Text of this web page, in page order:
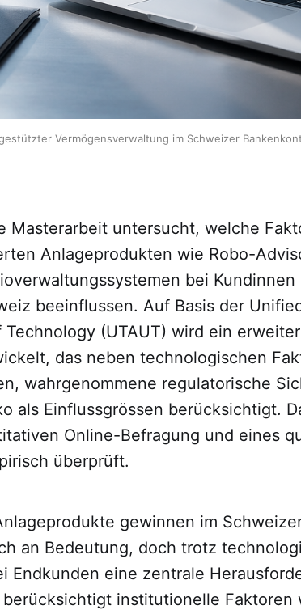
Vermögensverwaltung im Schweizer
Masterarbeit untersucht, welche
Anlageprodukten wie Robo-
bei Kundinnen
beeinflussen. Auf Basis der
(UTAUT) wird ein
das neben technologischen
wahrgenommene regulatorische
als Einflussgrössen berücksichtigt.
Online-Befragung und eines
überprüft.
gewinnen im
an Bedeutung, doch trotz
Endkunden eine zentrale
institutionelle Faktoren